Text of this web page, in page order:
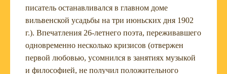
писатель останавливался в главном доме
вильвенской усадьбы на три июньских дня 1902
г.). Впечатления 26-летнего поэта, переживавшего
одновременно несколько кризисов (отвержен
первой любовью, усомнился в занятиях музыкой
и философией, не получил положительного